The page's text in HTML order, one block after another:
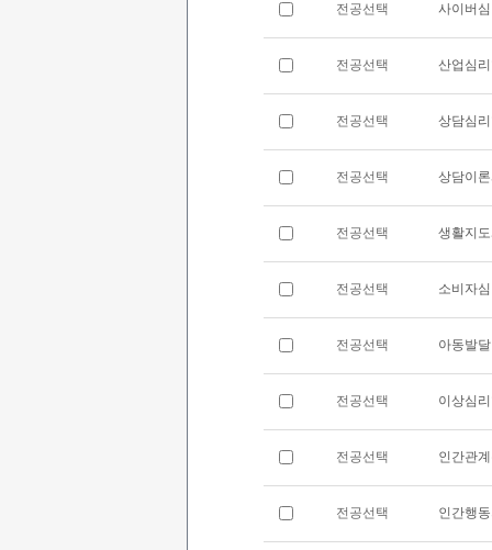
전공선택 사이버
전공선택 산업심
전공선택 상담심
전공선택 상담이
전공선택 생활지
전공선택 소비자
전공선택 아동발달
전공선택 이상심
전공선택 인간관
전공선택 인간행